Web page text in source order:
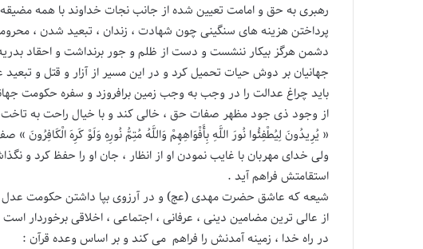
رهبری به حق و امامت تعیین شده از جانب نجات خداوند با همه مضیقه
پرداختن هزینه های سنگینی چون شهادت ، زندان ، تبعید شدن ،
دشمن هرگز بیکار ننشست و دست از ظلم و جور برنداشت و احقاد
جهانیان بر دوش حیات تحمیل کرد و در این مسیر از آزار و قتل و
باید چراغ عدالت را در وجب به وجب زمین برافروزد و سفره حکومت
از وجود ذی جود مظهر صفات حق ، خالی کند و با خیال راحت به تاخت
« يُرِيدُونَ لِيُطْفِئُوا نُورَ اللَّهِ بِأَفْوَاهِهِمْ وَاللَّهُ مُتِمُّ نُورِهِ وَلَوْ كَرِهَ الْكَافِرُونَ »
ولی خدای مهربان با غایب نمودن او از انظار ، جان او را حفظ کرد و
استقامتش فراهم آید .
شیعه که عاشق حضرت مهدی (عج) و در آرزوی بپا داشتن حکومت عدل
از عالی ترین مضامین دینی ، عرفانی ، اجتماعی ، اخلاقی برخوردار
در راه خدا ، زمینه آمدنش را فراهم می کند و بر اساس وعده قرآن :